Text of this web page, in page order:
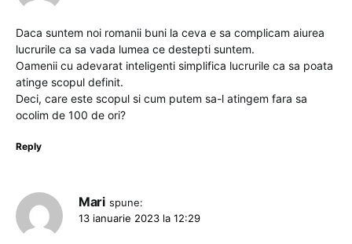
Daca suntem noi romanii buni la ceva e sa complicam aiurea
lucrurile ca sa vada lumea ce destepti suntem.
Oamenii cu adevarat inteligenti simplifica lucrurile ca sa poata
atinge scopul definit.
Deci, care este scopul si cum putem sa-l atingem fara sa
ocolim de 100 de ori?
Reply
Mari spune:
13 ianuarie 2023 la 12:29